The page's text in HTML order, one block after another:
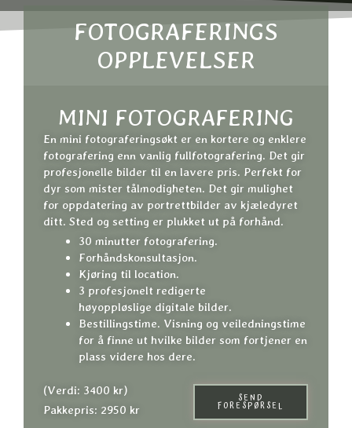
FOTOGRAFERINGS
OPPLEVELSER
MINI FOTOGRAFERING
En mini fotograferingsøkt er en kortere og enklere
fotografering enn vanlig fullfotografering. Det gir
profesjonelle bilder til en lavere pris. Perfekt for
dyr som mister tålmodigheten. Det gir mulighet
for oppdatering av portrettbilder av kjæledyret
ditt. Sted og setting er plukket ut på forhånd.
30 minutter fotografering.
Forhåndskonsultasjon.
Kjøring til location.
3 profesjonelt redigerte
høyoppløslige digitale bilder.
Bestillingstime. Visning og veiledningstime
for å finne ut hvilke bilder som fortjener en
plass videre hos dere.
(Verdi: 3400 kr)
Pakkepris: 2950 kr
SEND
FORESPØRSEL